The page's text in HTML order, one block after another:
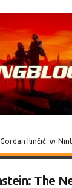
Gordan Ilinčić in
The